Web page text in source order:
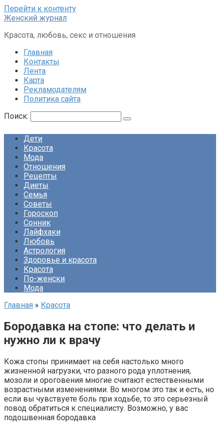
Перейти к контенту
Женский журнал
Красота, любовь, секс и отношения
Главная
Контакты
Лента
Карта
Рекламодателям
Политика сайта
Поиск:
Дети
Красота
Мода
Отношения
Рецепты
Диеты
Семья
Советы
Гороскоп
Сонник
Лайфхаки
Любовь
Астрология
Здоровье и красота
Красота
По-женски
Мода
Главная » Красота
Бородавка на стопе: что делать и
нужно ли к врачу
Кожа стопы принимает на себя настолько много
жизненной нагрузки, что разного рода уплотнения,
мозоли и ороговения многие считают естественными
возрастными изменениями. Во многом это так и есть, но
если вы чувствуете боль при ходьбе, то это серьезный
повод обратиться к специалисту. Возможно, у вас
подошвенная бородавка